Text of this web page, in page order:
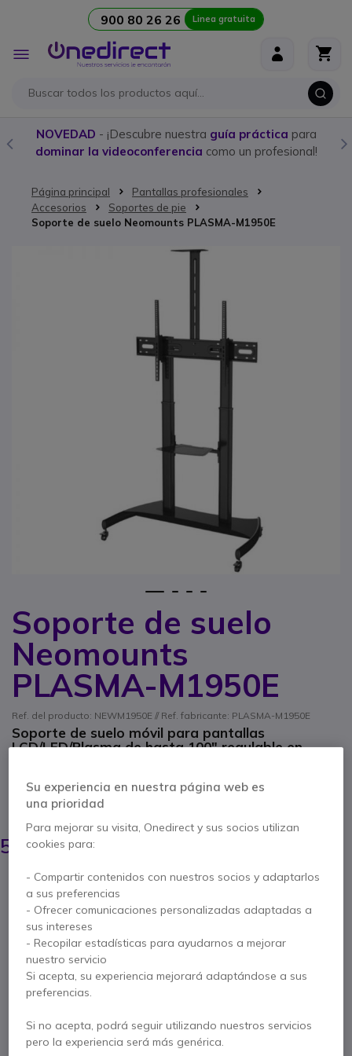
900 80 26 26 Linea gratuita
Toggle
Nav
NOVEDAD - ¡Descubre nuestra guía práctica para
dominar la videoconferencia como un profesional!
Página principal
Pantallas profesionales
Accesorios
Soportes de pie
Soporte de suelo Neomounts PLASMA-M1950E
Soporte de suelo
Neomounts
PLASMA-M1950E
Ref. del producto: NEWM1950E // Ref. fabricante: PLASMA-M1950E
Soporte de suelo móvil para pantallas
LCD/LED/Plasma de hasta 100" regulable en
AHORRA 264,00 €
779,85 €
515,95 € s/Iva
Cantidad
PRESUPUESTO EN 4 H
No está disponible
24 productos en stock plataforma
5 años de garantía del fabricante
Saltar al final de la galería de imágenes
Saltar al comienzo de la galería de imágenes
Su experiencia en nuestra página web es
una prioridad
Para mejorar su visita, Onedirect y sus socios utilizan
cookies para:
- Compartir contenidos con nuestros socios y adaptarlos
a sus preferencias
- Ofrecer comunicaciones personalizadas adaptadas a
sus intereses
- Recopilar estadísticas para ayudarnos a mejorar
nuestro servicio
Si acepta, su experiencia mejorará adaptándose a sus
preferencias.
Si no acepta, podrá seguir utilizando nuestros servicios
pero la experiencia será más genérica.